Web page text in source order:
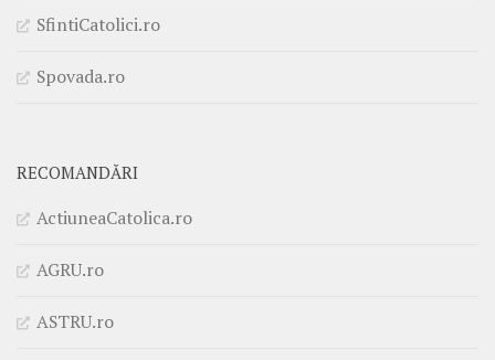
SfintiCatolici.ro
Spovada.ro
RECOMANDĂRI
ActiuneaCatolica.ro
AGRU.ro
ASTRU.ro